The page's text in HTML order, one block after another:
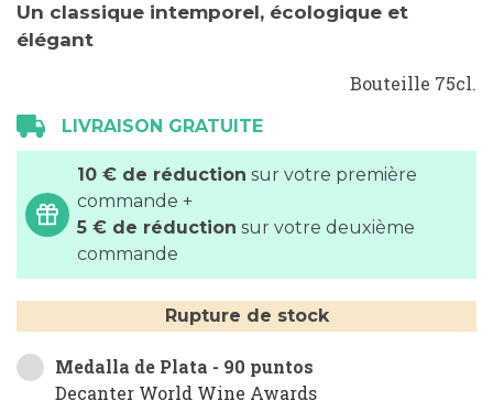
to
the
the
images
Un classique intemporel, écologique et
élégant
Bouteille 75cl.
LIVRAISON GRATUITE
10 € de réduction sur votre première
commande +
5 € de réduction sur votre deuxième
commande
Rupture de stock
Medalla de Plata - 90 puntos
Decanter World Wine Awards